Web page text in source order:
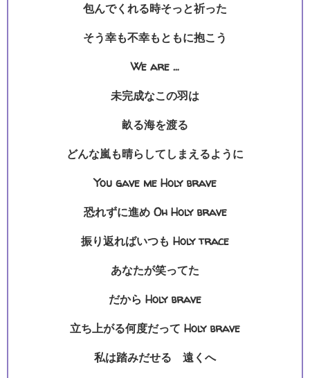
包んでくれる時そっと祈った
そう幸も不幸もともに抱こう
We are …
未完成なこの羽は
畝る海を渡る
どんな嵐も晴らしてしまえるように
You gave me Holy brave
恐れずに進め Oh Holy brave
振り返ればいつも Holy trace
あなたが笑ってた
だから Holy brave
立ち上がる何度だって Holy brave
私は踏みだせる 遠くへ